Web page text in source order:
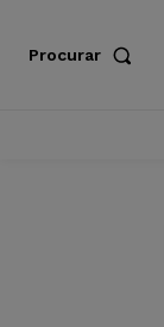
Procurar